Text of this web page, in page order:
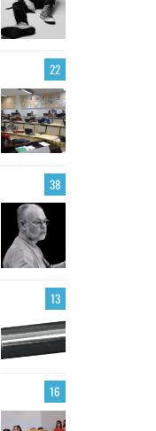
22
38
13
16